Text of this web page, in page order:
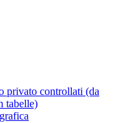
privato controllati (da
tabelle)